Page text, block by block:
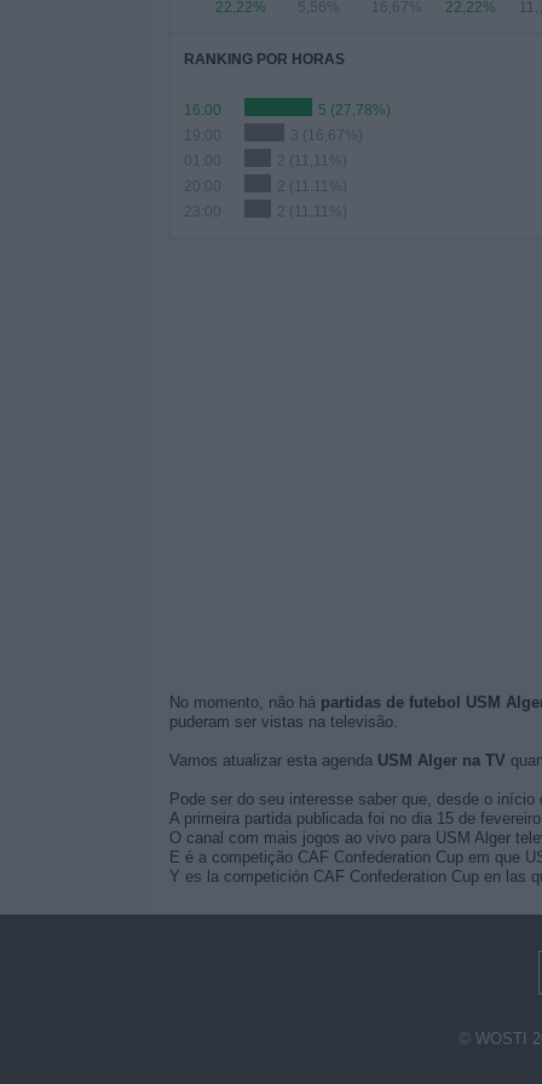
22,22% 5,56% 16,67% 22,22%
RANKING POR HORAS
16:00
5 (27,78%)
19:00
3 (16,67%)
2 (11,11%)
20:00
2 (11,11%)
23:00
2 (11,11%)
No momento, não há partidas de futebol USM
puderam ser vistas na televisão.
Vamos atualizar esta agenda USM Alger na TV
Pode ser do seu interesse saber que, desde o início
A primeira partida publicada foi no dia 15 de
O canal com mais jogos ao vivo para USM Alger
E é a competição CAF Confederation Cup em que
Y es la competición CAF Confederation Cup en las
© WOSTI